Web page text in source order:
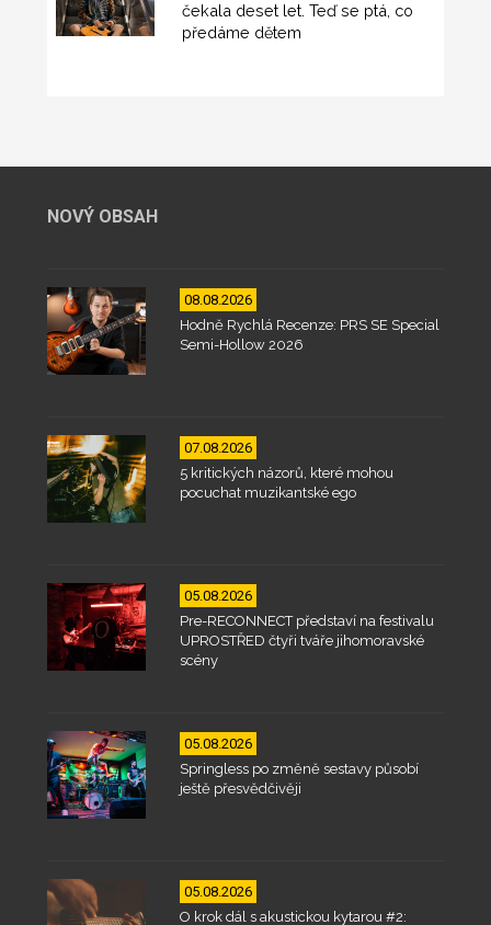
čekala deset let. Teď se ptá, co
předáme dětem
NOVÝ OBSAH
08.08.2026
Hodně Rychlá Recenze: PRS SE Special
Semi-Hollow 2026
07.08.2026
5 kritických názorů, které mohou
pocuchat muzikantské ego
05.08.2026
Pre-RECONNECT představí na festivalu
UPROSTŘED čtyři tváře jihomoravské
scény
05.08.2026
Springless po změně sestavy působí
ještě přesvědčivěji
05.08.2026
O krok dál s akustickou kytarou #2: